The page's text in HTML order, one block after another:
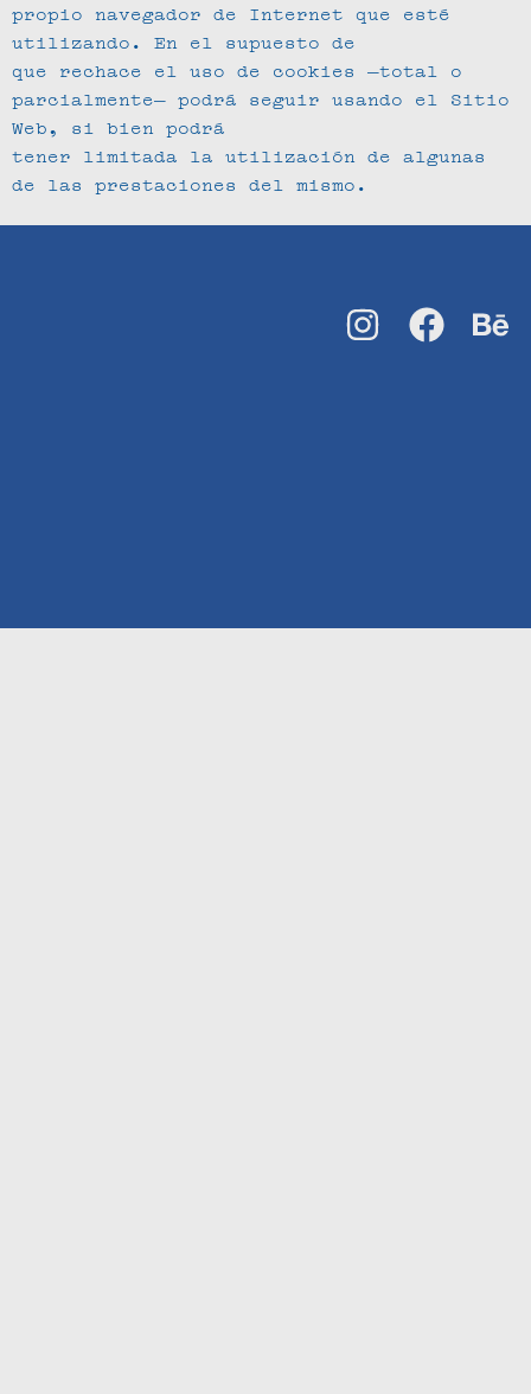
propio navegador de Internet que esté
utilizando. En el supuesto de
que rechace el uso de cookies —total o
parcialmente— podrá seguir usando el Sitio
Web, si bien podrá
tener limitada la utilización de algunas
de las prestaciones del mismo.